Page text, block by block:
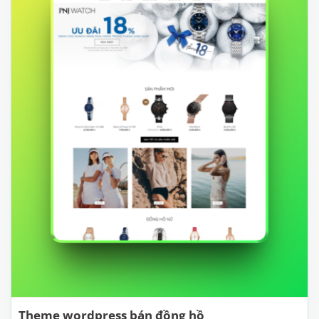
Theme wordpress bán đồng hồ